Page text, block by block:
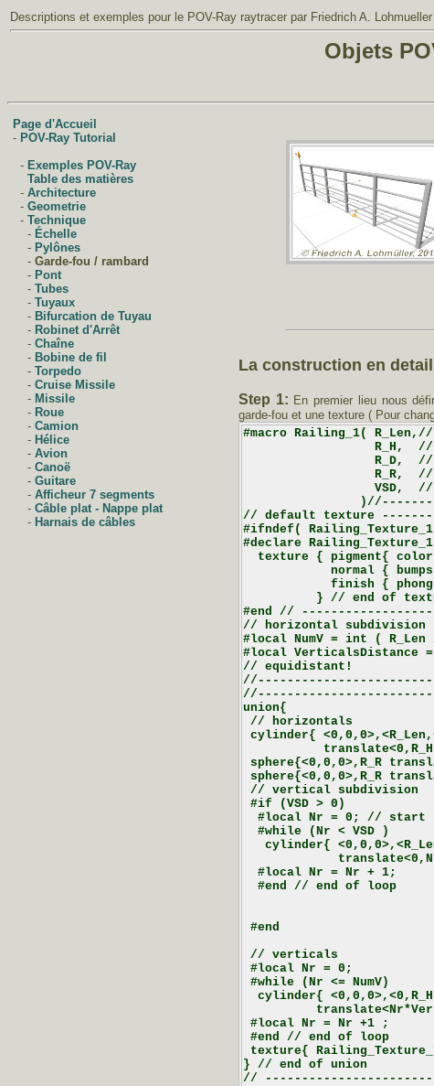
Descriptions et exemples pour le POV-Ray raytracer par Friedrich A. Lohmueller
Objets
Page d'Accueil
- POV-Ray Tutorial
- Exemples POV-Ray
Table des matières
- Architecture
- Geometrie
- Technique
- Échelle
- Pylônes
- Garde-fou / rambard
- Pont
- Tubes
- Tuyaux
- Bifurcation de Tuyau
- Robinet d'Arrêt
- Chaîne
- Bobine de fil
- Torpedo
- Cruise Missile
- Missile
- Roue
- Camion
- Hélice
- Avion
- Canoë
- Guitare
- Afficheur 7 segments
- Câble plat - Nappe plat
- Harnais de câbles
La construction en
Step 1: En premier lieu nous
garde-fou et une texture ( Pour
#macro Railing_1(
R_H,
R_D,
R_R,
VSD,
// default texture
#ifndef(
#declare
texture { pigment{
normal {
finish {
} // end of
#end //
// horizontal
#local NumV = int ( R_Len
#local VerticalsDistance =
// equidistant!
union{
// horizontals
cylinder{
sphere{<0,0,0>,R_R
sphere{<0,0,0>,R_R
// vertical subdivision
#if (VSD > 0)
#local Nr = 0; // start
  #while (Nr < VSD )
cylinder{
  #local Nr = Nr + 1;
  #end // end of loop
#end
// verticals
#local Nr = 0;
#while (Nr <= NumV)
cylinder{
#local Nr = Nr +1 ;
#end // end of loop
texture{
} // end of union
//